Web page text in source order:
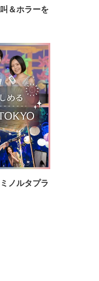
＆ホラーを
ノルタプラ